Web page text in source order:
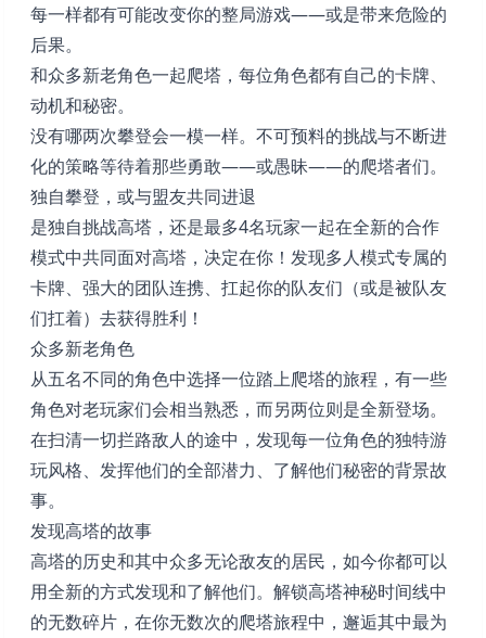
每一样都有可能改变你的整局游戏——或是带来危险的
后果。
和众多新老角色一起爬塔，每位角色都有自己的卡牌、
动机和秘密。
没有哪两次攀登会一模一样。不可预料的挑战与不断进
化的策略等待着那些勇敢——或愚昧——的爬塔者们。
独自攀登，或与盟友共同进退
是独自挑战高塔，还是最多4名玩家一起在全新的合作
模式中共同面对高塔，决定在你！发现多人模式专属的
卡牌、强大的团队连携、扛起你的队友们（或是被队友
们扛着）去获得胜利！
众多新老角色
从五名不同的角色中选择一位踏上爬塔的旅程，有一些
角色对老玩家们会相当熟悉，而另两位则是全新登场。
在扫清一切拦路敌人的途中，发现每一位角色的独特游
玩风格、发挥他们的全部潜力、了解他们秘密的背景故
事。
发现高塔的故事
高塔的历史和其中众多无论敌友的居民，如今你都可以
用全新的方式发现和了解他们。解锁高塔神秘时间线中
的无数碎片，在你无数次的爬塔旅程中，邂逅其中最为